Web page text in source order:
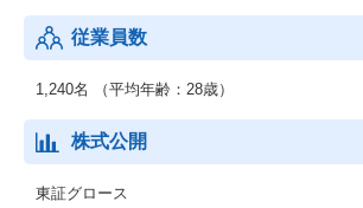
従業員数
1,240名 （平均年齢：28歳）
株式公開
東証グロース